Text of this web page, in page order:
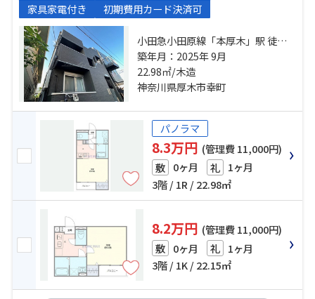
家具家電付き 初期費用カード決済可
小田急小田原線「本厚木」駅 徒歩5
分 相模線「厚木」駅 徒歩19分 相模
線「社家」駅 バス4分 旭町（厚木
市） 停歩6分
築年月：2025年 9月
22.98㎡/木造
神奈川県厚木市幸町
パノラマ
8.3万円 (管理費 11,000円)
敷 0ヶ月 礼 1ヶ月
3階 / 1R / 22.98㎡
8.2万円 (管理費 11,000円)
敷 0ヶ月 礼 1ヶ月
3階 / 1K / 22.15㎡